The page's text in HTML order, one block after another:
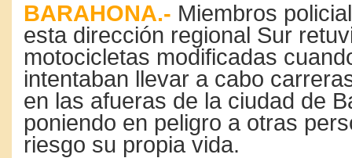
BARAHONA.- Miembros
esta dirección regional Sur
motocicletas modificadas
intentaban llevar a cabo
en las afueras de la ciudad de
poniendo en peligro a otras
riesgo su propia vida.